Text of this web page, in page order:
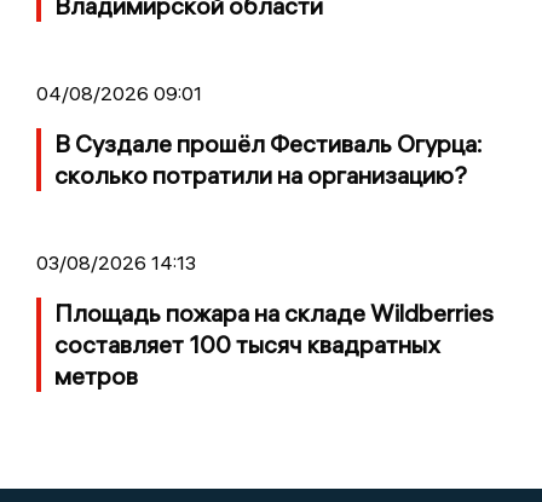
04/08/2026 09:01
В Суздале прошёл Фестиваль Огурца:
сколько потратили на организацию?
03/08/2026 14:13
Площадь пожара на складе Wildberries
составляет 100 тысяч квадратных
метров